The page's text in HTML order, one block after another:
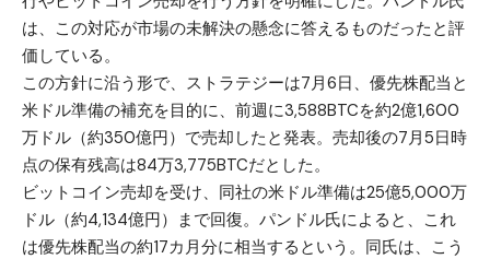
は、この対応が市場の未解決の懸念に答えるものだったと評
価している。
この方針に沿う形で、ストラテジーは7月6日、優先株配当と
米ドル準備の補充を目的に、前週に3,588BTCを約2億1,600
万ドル（約350億円）で売却したと発表。売却後の7月5日時
点の保有残高は84万3,775BTCだとした。
ビットコイン売却を受け、同社の米ドル準備は25億5,000万
ドル（約4,134億円）まで回復。パンドル氏によると、これ
は優先株配当の約17カ月分に相当するという。同氏は、こう